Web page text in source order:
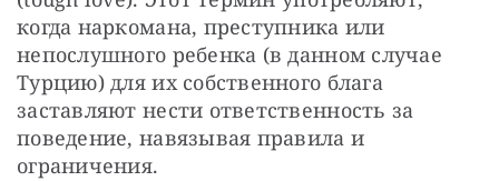
когда наркомана, преступника или
непослушного ребенка (в данном случае
Турцию) для их собственного блага
заставляют нести ответственность за
поведение, навязывая правила и
ограничения.